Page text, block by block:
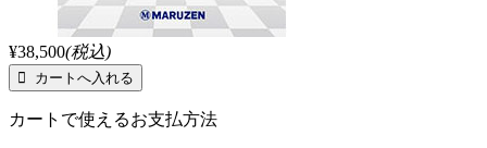
¥38,500(税込)
カートで使えるお支払方法